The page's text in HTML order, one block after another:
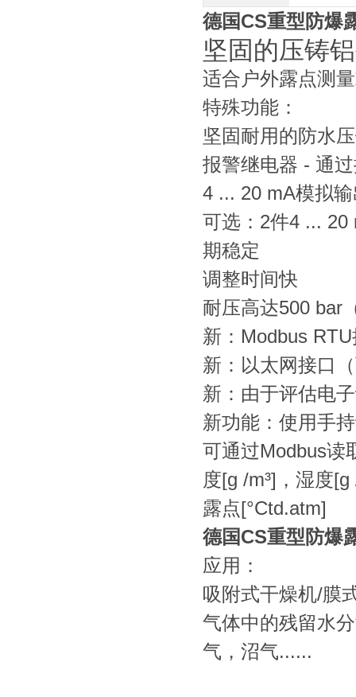
德国CS重型防爆
坚固的压铸
适合户外露点测
特殊功能：
坚固耐用的防水
报警继电器 - 通
4 ... 20 mA模拟
可选：2件4 ... 20
期稳定
调整时间快
耐压高达500 bar
新：Modbus
新：以太网接口
新：由于评估电
新功能：使用手
可通过Modbus读
度[g /m³]，湿度
露点[°Ctd.atm]
德国CS重型防爆
应用：
吸附式干燥机/膜
气体中的残留水
气，沼气......